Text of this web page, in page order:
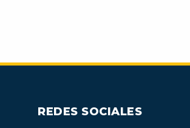
REDES SOCIALES